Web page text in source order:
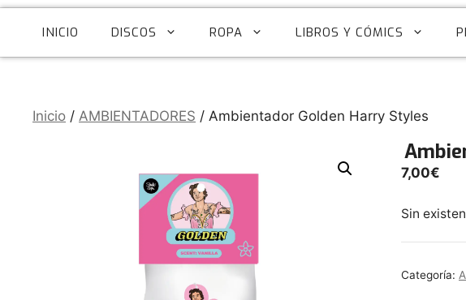
INICIO DISCOS ROPA LIBROS Y CÓMICS
Inicio / AMBIENTADORES / Ambientador Golden Harry Styles
7,00€
Sin
Categoría: